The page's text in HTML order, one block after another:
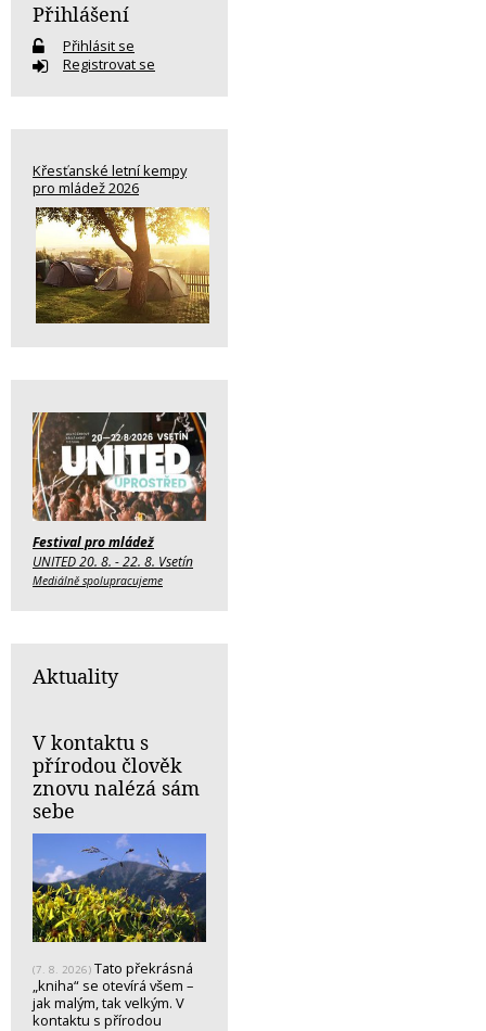
Přihlášení
Přihlásit se
Registrovat se
Křesťanské letní kempy
pro mládež 2026
Festival pro mládež
UNITED 20. 8. - 22. 8. Vsetín
Mediálně spolupracujeme
Aktuality
V kontaktu s
přírodou člověk
znovu nalézá sám
sebe
(7. 8. 2026) Tato překrásná
„kniha“ se otevírá všem –
jak malým, tak velkým. V
kontaktu s přírodou